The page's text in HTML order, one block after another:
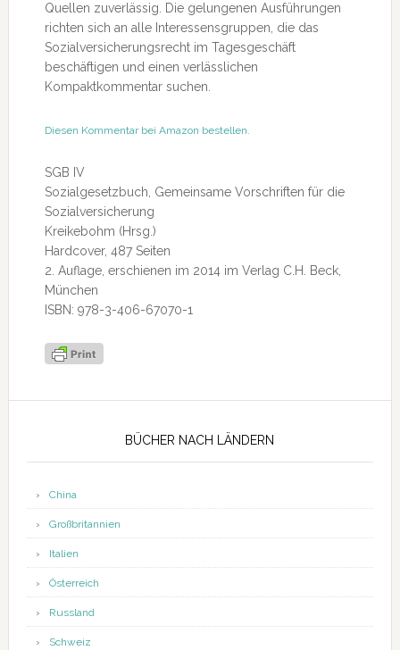
Quellen zuverlässig. Die gelungenen Ausführungen
richten sich an alle Interessensgruppen, die das
Sozialversicherungsrecht im Tagesgeschäft
beschäftigen und einen verlässlichen
Kompaktkommentar suchen.
Diesen Kommentar bei Amazon bestellen.
SGB IV
Sozialgesetzbuch, Gemeinsame Vorschriften für die
Sozialversicherung
Kreikebohm (Hrsg.)
Hardcover, 487 Seiten
2. Auflage, erschienen im 2014 im Verlag C.H. Beck,
München
ISBN: 978-3-406-67070-1
BÜCHER NACH LÄNDERN
China
Großbritannien
Italien
Österreich
Russland
Schweiz